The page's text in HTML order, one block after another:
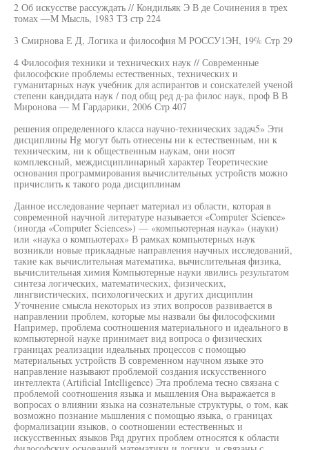
2 Об искусстве рассуждать // Кондильяк Э В де Сочинения в трех
томах —М Мысль, 1983 ТЗ стр 224
3 Смирнова Е Д, Логика и философия М РОССУ1ЭН, 19% Стр 29
4 Философия техники и технических наук // Современные
философские проблемы естественных, технических и
гуманитарных наук учебник для аспирантов и соискателей ученой
степени кандидата наук / под общ ред д-ра филос наук, проф В В
Миронова — М Гардарики, 2006 Стр 407
решения определенного класса научно-технических задач5» Эти
дисциплины Hg могут быть отнесены ни к естественным, ни к
техническим, ни к общественным наукам, они носят
комплексный, междисциплинарный характер Теоретические
основания программирования вычислительных устройств можно
причислить к такого рода дисциплинам
Данное исследование черпает материал из области, которая в
современной научной литературе называется «Computer Science»
(иногда «Computer Sciences») — «компьютерная наука» (науки)
или «наука о компьютерах» В рамках компьютерных наук
возникли новые прикладные направления научных исследований,
такие как вычислительная математика, вычислительная физика,
вычислительная химия Компьютерные науки явились результатом
синтеза логических, математических, физических,
лингвистических, психологических и других дисциплин
Уточнение смысла некоторых из этих вопросов развивается в
направлении проблем, которые мы назвали бы философскими
Например, проблема соотношения материального и идеального в
компьютерной науке принимает вид вопроса о физических
границах реализации идеальных процессов с помощью
материальных устройств В современном научном языке это
направление называют проблемой создания искусственного
интеллекта (Artificial Intelligence) Эта проблема тесно связана с
проблемой соотношения языка и мышления Она выражается в
вопросах о влиянии языка на сознательные структуры, о том, как
возможно познание мышления с помощью языка, о границах
формализации языков, о соотношении естественных и
искусственных языков Ряд других проблем относятся к области